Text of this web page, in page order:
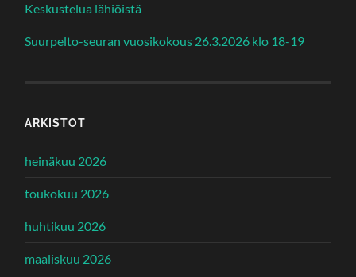
Keskustelua lähiöistä
Suurpelto-seuran vuosikokous 26.3.2026 klo 18-19
ARKISTOT
heinäkuu 2026
toukokuu 2026
huhtikuu 2026
maaliskuu 2026